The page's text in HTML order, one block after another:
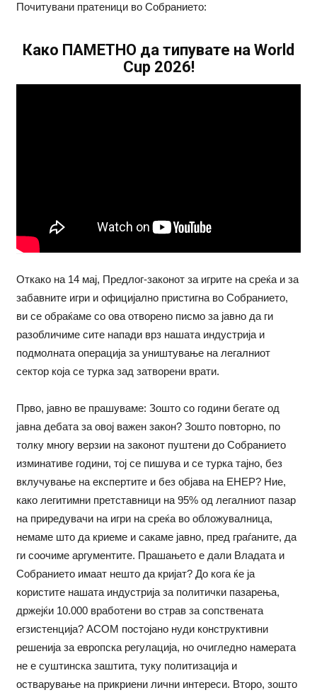
Почитувани пратеници во Собранието:
Како ПАМЕТНО да типувате на World
Cup 2026!
Откако на 14 мај, Предлог-законот за игрите на среќа и за
забавните игри и официјално пристигна во Собранието,
ви се обраќаме со ова отворено писмо за јавно да ги
разобличиме сите напади врз нашата индустрија и
подмолната операција за уништување на легалниот
сектор која се турка зад затворени врати.
Прво, јавно ве прашуваме: Зошто со години бегате од
јавна дебата за овој важен закон? Зошто повторно, по
толку многу верзии на законот пуштени до Собранието
изминативе години, тој се пишува и се турка тајно, без
вклучување на експертите и без објава на ЕНЕР? Ние,
како легитимни претставници на 95% од легалниот пазар
на приредувачи на игри на среќа во обложувалница,
немаме што да криеме и сакаме јавно, пред граѓаните, да
ги соочиме аргументите. Прашањето е дали Владата и
Собранието имаат нешто да кријат? До кога ќе ја
користите нашата индустрија за политички пазарења,
држејќи 10.000 вработени во страв за сопствената
егзистенција? АСОМ постојано нуди конструктивни
решенија за европска регулација, но очигледно намерата
не е суштинска заштита, туку политизација и
остварување на прикриени лични интереси. Второ, зошто